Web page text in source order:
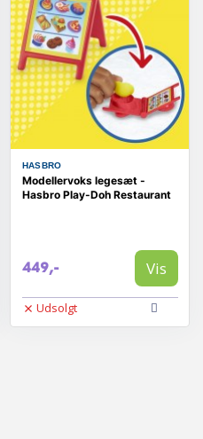
HASBRO
Modellervoks legesæt -
Hasbro Play-Doh Restaurant
449,- Vis
Udsolgt